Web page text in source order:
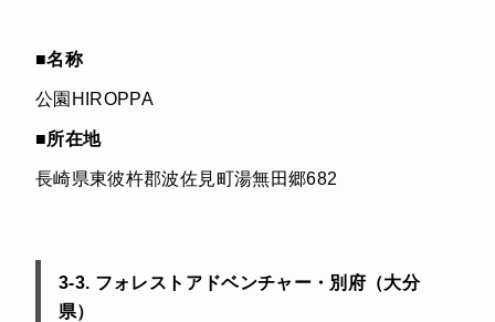
■名称
公園HIROPPA
■所在地
長崎県東彼杵郡波佐見町湯無田郷682
3-3. フォレストアドベンチャー・別府（大分
県）